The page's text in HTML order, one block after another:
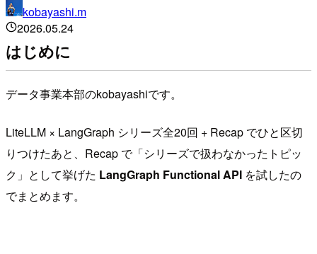
kobayashi.m
2026.05.24
はじめに
データ事業本部のkobayashiです。
LiteLLM × LangGraph シリーズ全20回 + Recap でひと区切
りつけたあと、Recap で「シリーズで扱わなかったトピッ
ク」として挙げた LangGraph Functional API を試したの
でまとめます。